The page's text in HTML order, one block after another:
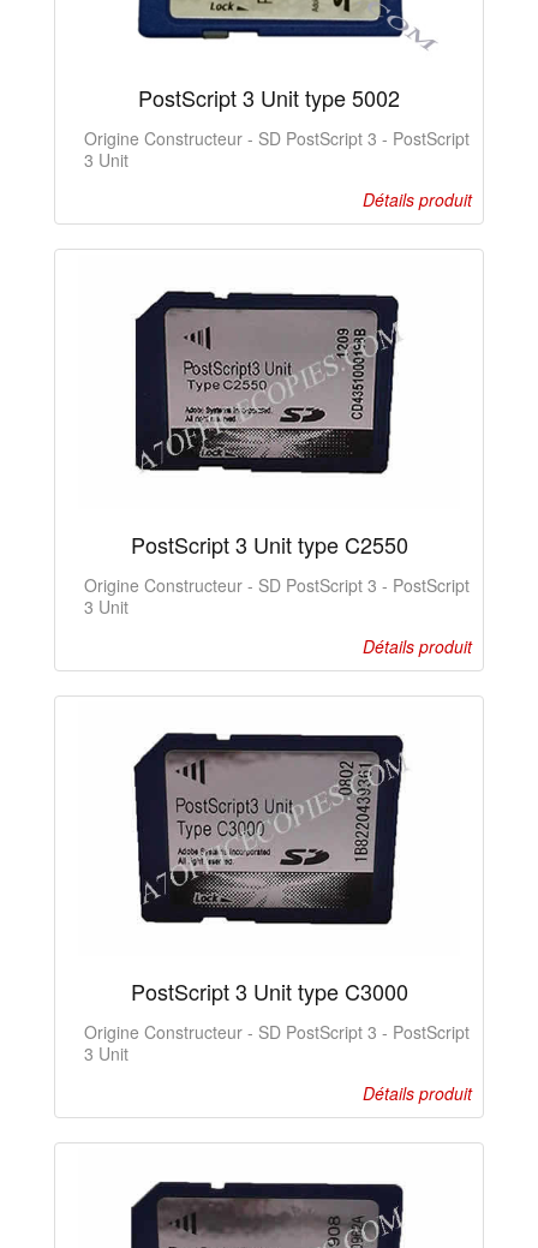
PostScript 3 Unit type 5002
Origine Constructeur - SD PostScript 3 - PostScript
3 Unit
Détails produit
PostScript 3 Unit type C2550
Origine Constructeur - SD PostScript 3 - PostScript
3 Unit
Détails produit
PostScript 3 Unit type C3000
Origine Constructeur - SD PostScript 3 - PostScript
3 Unit
Détails produit